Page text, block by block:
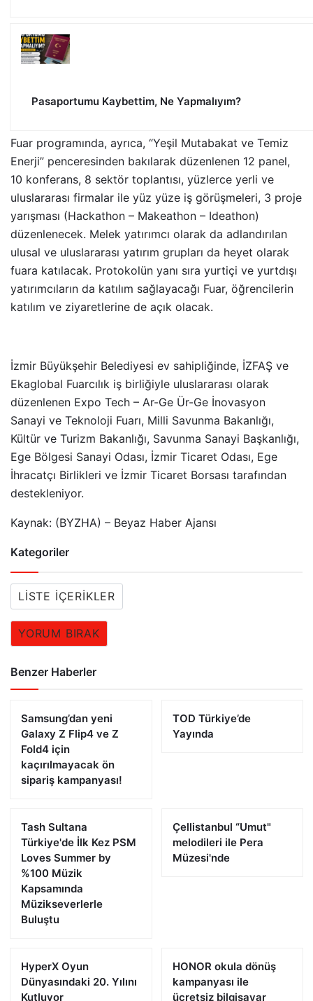
Pasaportumu Kaybettim, Ne Yapmalıyım?
Fuar programında, ayrıca, “Yeşil Mutabakat ve Temiz
Enerji” penceresinden bakılarak düzenlenen 12 panel,
10 konferans, 8 sektör toplantısı, yüzlerce yerli ve
uluslararası firmalar ile yüz yüze iş görüşmeleri, 3 proje
yarışması (Hackathon – Makeathon – Ideathon)
düzenlenecek. Melek yatırımcı olarak da adlandırılan
ulusal ve uluslararası yatırım grupları da heyet olarak
fuara katılacak. Protokolün yanı sıra yurtiçi ve yurtdışı
yatırımcıların da katılım sağlayacağı Fuar, öğrencilerin
katılım ve ziyaretlerine de açık olacak.
İzmir Büyükşehir Belediyesi ev sahipliğinde, İZFAŞ ve
Ekaglobal Fuarcılık iş birliğiyle uluslararası olarak
düzenlenen Expo Tech – Ar-Ge Ür-Ge İnovasyon
Sanayi ve Teknoloji Fuarı, Milli Savunma Bakanlığı,
Kültür ve Turizm Bakanlığı, Savunma Sanayi Başkanlığı,
Ege Bölgesi Sanayi Odası, İzmir Ticaret Odası, Ege
İhracatçı Birlikleri ve İzmir Ticaret Borsası tarafından
destekleniyor.
Kaynak: (BYZHA) – Beyaz Haber Ajansı
Kategoriler
LISTE İÇERIKLER
YORUM BIRAK
Benzer Haberler
Samsung’dan yeni
Galaxy Z Flip4 ve Z
Fold4 için
kaçırılmayacak ön
sipariş kampanyası!
TOD Türkiye’de
Yayında
Tash Sultana
Türkiye'de İlk Kez PSM
Loves Summer by
%100 Müzik
Kapsamında
Müzikseverlerle
Buluştu
Çellistanbul “Umut"
melodileri ile Pera
Müzesi'nde
HyperX Oyun
Dünyasındaki 20. Yılını
Kutluyor
HONOR okula dönüş
kampanyası ile
ücretsiz bilgisayar